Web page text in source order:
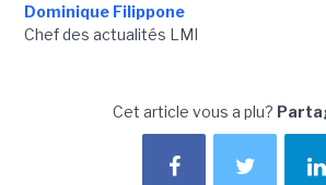
Dominique Filippone
Chef des actualités LMI
Cet article vous a plu?